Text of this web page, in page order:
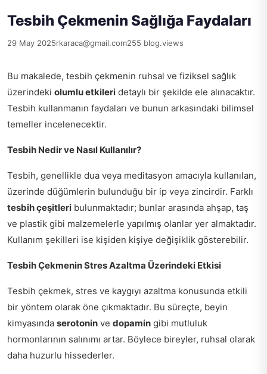
Tesbih Çekmenin Sağlığa Faydaları
29 May 2025rkaraca@gmail.com255 blog.views
Bu makalede, tesbih çekmenin ruhsal ve fiziksel sağlık
üzerindeki olumlu etkileri detaylı bir şekilde ele alınacaktır.
Tesbih kullanmanın faydaları ve bunun arkasındaki bilimsel
temeller incelenecektir.
Tesbih Nedir ve Nasıl Kullanılır?
Tesbih, genellikle dua veya meditasyon amacıyla kullanılan,
üzerinde düğümlerin bulunduğu bir ip veya zincirdir. Farklı
tesbih çeşitleri bulunmaktadır; bunlar arasında ahşap, taş
ve plastik gibi malzemelerle yapılmış olanlar yer almaktadır.
Kullanım şekilleri ise kişiden kişiye değişiklik gösterebilir.
Tesbih Çekmenin Stres Azaltma Üzerindeki Etkisi
Tesbih çekmek, stres ve kaygıyı azaltma konusunda etkili
bir yöntem olarak öne çıkmaktadır. Bu süreçte, beyin
kimyasında serotonin ve dopamin gibi mutluluk
hormonlarının salınımı artar. Böylece bireyler, ruhsal olarak
daha huzurlu hissederler.